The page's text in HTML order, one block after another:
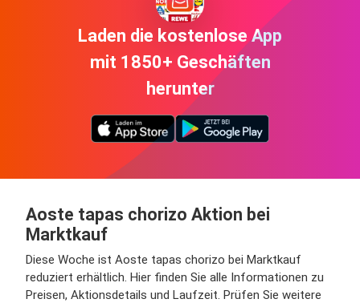
Laden die kostenlose App
mit 1850+ Geschäften
herunter
Aoste tapas chorizo Aktion bei
Marktkauf
Diese Woche ist Aoste tapas chorizo bei Marktkauf
reduziert erhältlich. Hier finden Sie alle Informationen zu
Preisen, Aktionsdetails und Laufzeit. Prüfen Sie weitere